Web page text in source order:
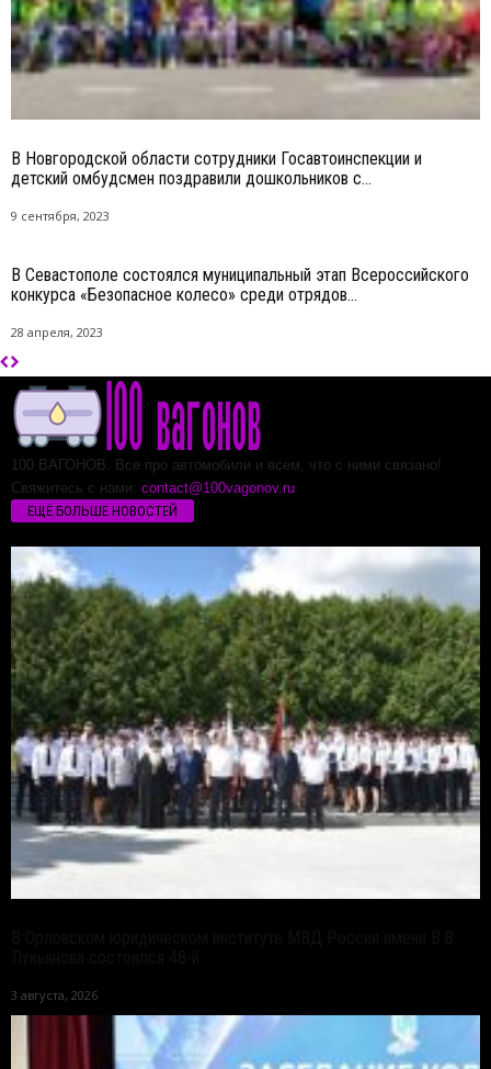
В Новгородской области сотрудники Госавтоинспекции и
детский омбудсмен поздравили дошкольников с...
9 сентября, 2023
В Севастополе состоялся муниципальный этап Всероссийского
конкурса «Безопасное колесо» среди отрядов...
28 апреля, 2023
100 ВАГОНОВ. Все про автомобили и всем, что с ними связано!
Свяжитесь с нами: contact@100vagonov.ru
ЕЩЁ БОЛЬШЕ НОВОСТЕЙ
3 августа, 2026